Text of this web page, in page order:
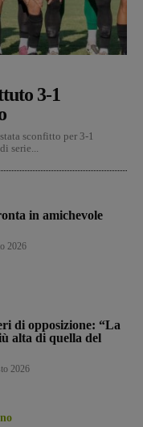
3-1
sconfitto per 3-1
serie...
in amichevole
2026
di opposizione: “La
alta di quella del
2026